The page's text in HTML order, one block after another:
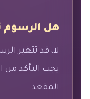
هل الرسوم
لا، قد تتغير
يجب التأكد من
المقعد.